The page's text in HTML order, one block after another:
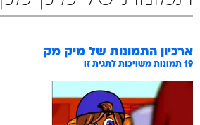
ארכיון התמונות של מיק מק
19 תמונות משויכות לתגית זו